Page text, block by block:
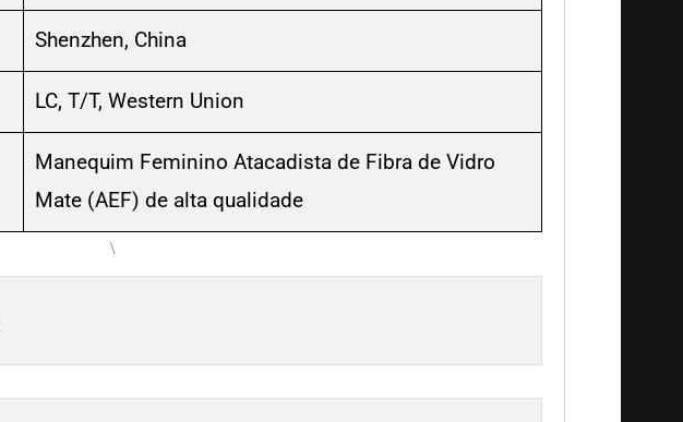
Shenzhen, China
LC, T/T, Western Union
Manequim Feminino Atacadista de Fibra de Vidro
Mate (AEF) de alta qualidade
\